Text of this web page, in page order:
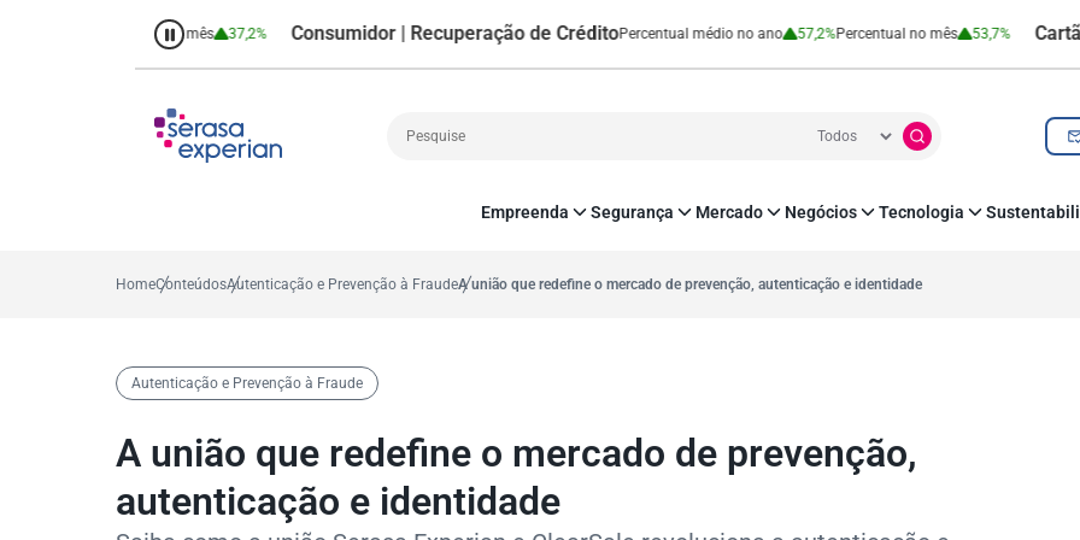
37,2% Consumidor | Recuperação de CréditoPercentual médio no ano 57,2%Percentual no mês 53,7% Cartão de
Empreenda
Crédito
Marketing
Segurança
Proteção de Dados
Mercado
Open Finance
Negócios
RH
Tecnologia
HomeConteúdosAutenticação e Prevenção à FraudeA união que redefine o mercado de prevenção, autenticação e identidade
Autenticação e Prevenção à Fraude
A união que redefine o mercado de prevenção,
autenticação e identidade